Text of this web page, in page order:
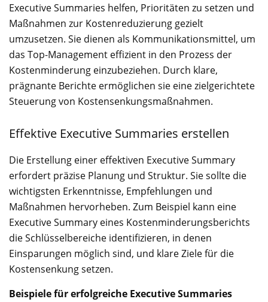
Executive Summaries helfen, Prioritäten zu setzen und
Maßnahmen zur Kostenreduzierung gezielt
umzusetzen. Sie dienen als Kommunikationsmittel, um
das Top-Management effizient in den Prozess der
Kostenminderung einzubeziehen. Durch klare,
prägnante Berichte ermöglichen sie eine zielgerichtete
Steuerung von Kostensenkungsmaßnahmen.
Effektive Executive Summaries erstellen
Die Erstellung einer effektiven Executive Summary
erfordert präzise Planung und Struktur. Sie sollte die
wichtigsten Erkenntnisse, Empfehlungen und
Maßnahmen hervorheben. Zum Beispiel kann eine
Executive Summary eines Kostenminderungsberichts
die Schlüsselbereiche identifizieren, in denen
Einsparungen möglich sind, und klare Ziele für die
Kostensenkung setzen.
Beispiele für erfolgreiche Executive Summaries